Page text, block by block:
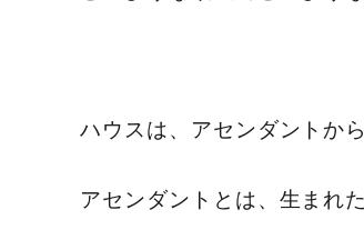
ハウスは、アセンダントか
アセンダントとは、生まれ